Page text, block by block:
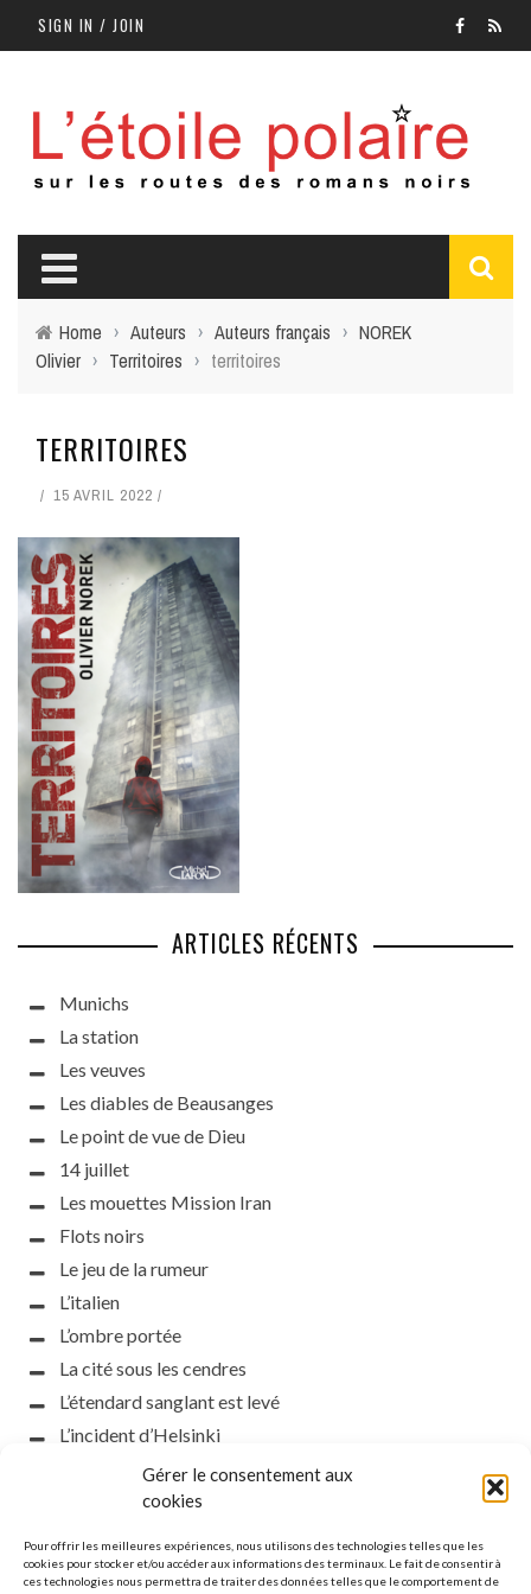
Gérer le consentement aux
cookies
Pour offrir les meilleures expériences, nous utilisons des technologies telles que les
cookies pour stocker et/ou accéder aux informations des terminaux. Le fait de consentir à
ces technologies nous permettra de traiter des données telles que le comportement de
SIGN IN / JOIN
Home › Auteurs › Auteurs français › NOREK
Olivier › Territoires › territoires
TERRITOIRES
15 AVRIL 2022
ARTICLES RÉCENTS
Munichs
La station
Les veuves
Les diables de Beausanges
Le point de vue de Dieu
14 juillet
Les mouettes Mission Iran
Flots noirs
Le jeu de la rumeur
L’italien
L’ombre portée
La cité sous les cendres
L’étendard sanglant est levé
L’incident d’Helsinki
la petite fasciste
Toutes les nuances de la nuit
Que s’obscurcissent le soleil et la lumière